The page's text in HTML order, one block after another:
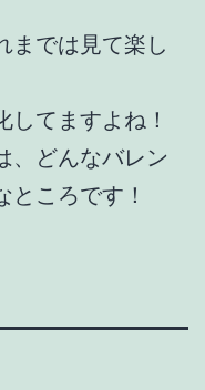
までは見て楽し
てますよね！
、どんなバレン
ところです！